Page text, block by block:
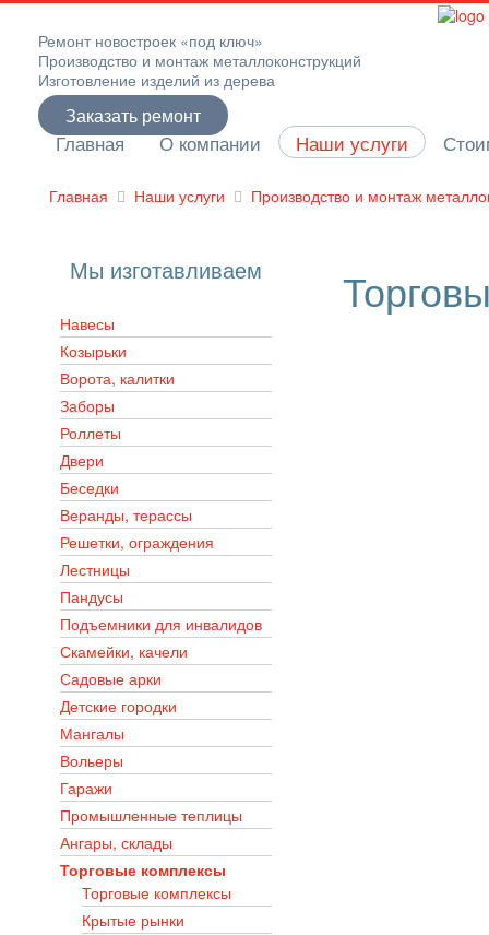
Ремонт новостроек «под ключ»
Производство и монтаж металлоконструкций
Изготовление изделий из дерева
Заказать ремонт
Главная О компании Наши услуги
Главная Наши услуги Производство и монтаж
Мы изготавливаем
Навесы
Козырьки
Ворота, калитки
Заборы
Роллеты
Двери
Беседки
Веранды, терассы
Решетки, ограждения
Лестницы
Пандусы
Подъемники для инвалидов
Скамейки, качели
Садовые арки
Детские городки
Мангалы
Вольеры
Гаражи
Промышленные теплицы
Ангары, склады
Торговые комплексы
Торговые комплексы
Крытые рынки